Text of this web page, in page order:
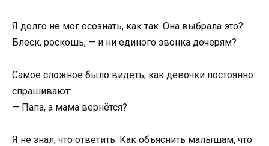
Я долго не мог осознать, как так. Она выбрала это?
Блеск, роскошь, — и ни единого звонка дочерям?
Самое сложное было видеть, как девочки постоянно
спрашивают:
— Папа, а мама вернётся?
Я не знал, что ответить. Как объяснить малышам, что